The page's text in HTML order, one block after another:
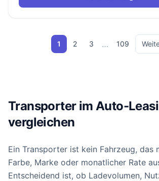
1 2 3 … 109
Transporter im Auto-
vergleichen
Ein Transporter ist kein Fahrzeug, das
Farbe, Marke oder monatlicher Rate
Entscheidend ist, ob Ladevolumen,